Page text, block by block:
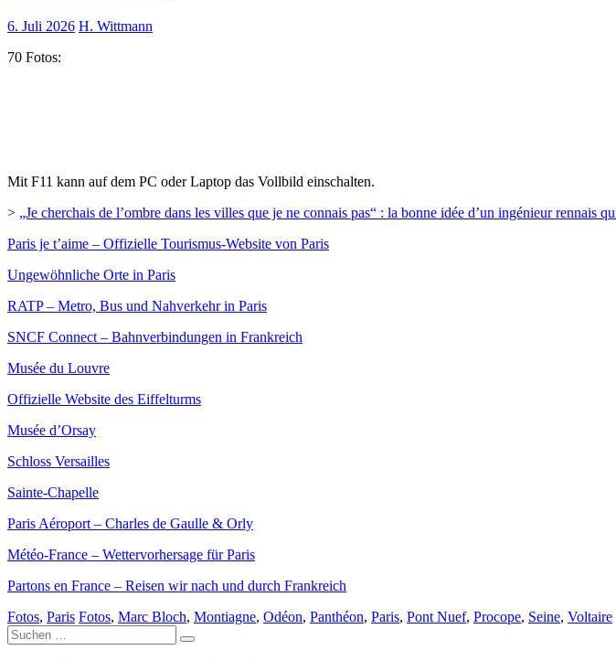
6. Juli 2026 H. Wittmann
70 Fotos:
Mit F11 kann auf dem PC oder Laptop das Vollbild einschalten.
> „Je cherchais de l’ombre dans les villes que je ne connais pas“ : la bonne idée d’un ingénieur rennais
Paris je t’aime – Offizielle Tourismus-Website von Paris
Ungewöhnliche Orte in Paris
RATP – Metro, Bus und Nahverkehr in Paris
SNCF Connect – Bahnverbindungen in Frankreich
Musée du Louvre
Offizielle Website des Eiffelturms
Musée d’Orsay
Schloss Versailles
Sainte-Chapelle
Paris Aéroport – Charles de Gaulle & Orly
Météo-France – Wettervorhersage für Paris
Partons en France – Reisen wir nach und durch Frankreich
Fotos, Paris Fotos, Marc Bloch, Montiagne, Odéon, Panthéon, Paris, Pont Nuef, Procope, Seine, Voltaire
Suche
nach: